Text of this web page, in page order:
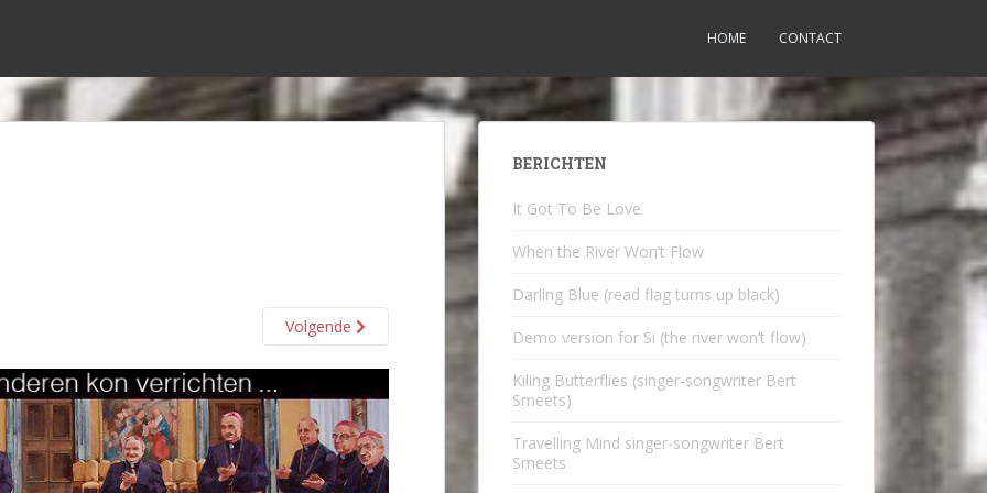
HOME CONTACT
Volgende
BERICHTEN
It Got To Be Love
When the River Won’t Flow
Darling Blue (read flag turns up black)
Demo version for Si (the river won’t flow)
Kiling Butterflies (singer-songwriter Bert
Smeets)
Travelling Mind singer-songwriter Bert
Smeets